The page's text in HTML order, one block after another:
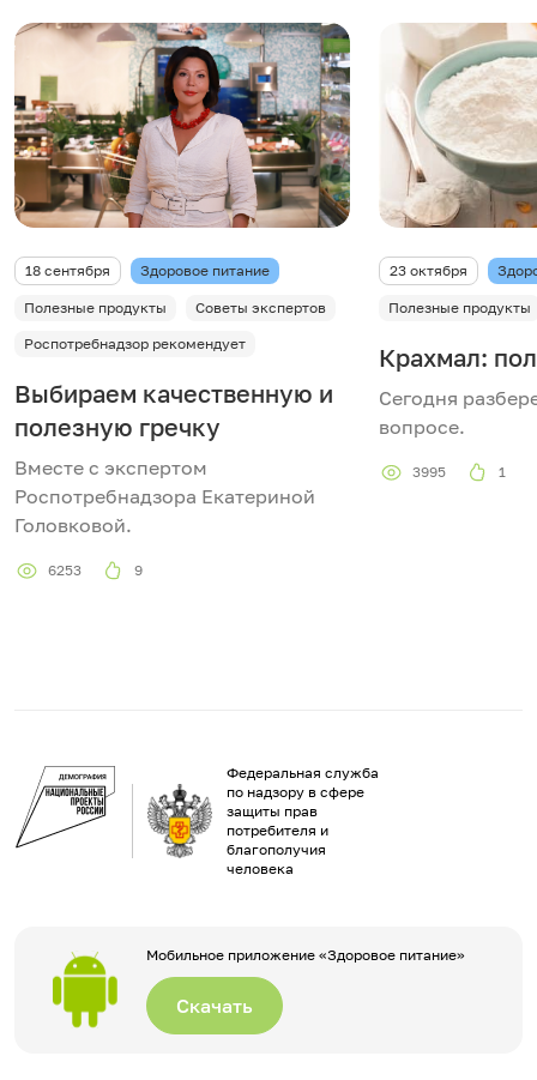
18 сентября Здоровое питание
Полезные продукты
Советы экспертов
Роспотребнадзор рекомендует
Выбираем качественную и
полезную гречку
Вместе с экспертом
Роспотребнадзора Екатериной
Головковой.
6253 9
23 октября
Полезные продукты
Крахмал:
Сегодня
вопросе.
3995 1
Федеральная служба
по надзору в сфере
защиты прав
потребителя и
благополучия
человека
Мобильное приложение «Здоровое питание»
Скачать